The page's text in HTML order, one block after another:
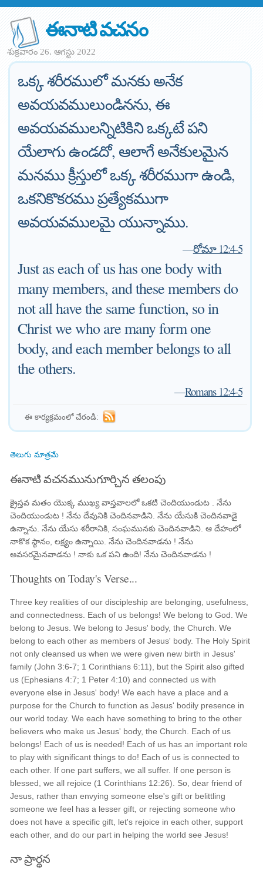
ఈనాటి వచనం
శుక్రవారం 26. ఆగస్టు 2022
ఒక్క శరీరములో మనకు అనేక
అవయవములుండినను, ఈ
అవయవములన్నిటికిని ఒక్కటే పని
యేలాగు ఉండదో, ఆలాగే అనేకులమైన
మనము క్రీస్తులో ఒక్క శరీరముగా ఉండి,
ఒకనికొకరము ప్రత్యేకముగా
అవయవములమై యున్నాము.
—రోమా 12:4-5
Just as each of us has one body with
many members, and these members do
not all have the same function, so in
Christ we who are many form one
body, and each member belongs to all
the others.
—Romans 12:4-5
ఈ కార్యక్రమంలో చేరండి:
తెలుగు మాత్రమే
ఈనాటి వచనమునుగూర్చిన తలంపు
క్రైస్తవ మతం యొక్క ముఖ్య వాస్తవాలలో ఒకటి చెందియుండుట . నేను
చెందియుండుట ! నేను దేవునికి చెందినవాడిని. నేను యేసుకి చెందినవాడై
ఉన్నాను. నేను యేసు శరీరానికి, సంఘమునకు చెందినవాడిని. ఆ దేహంలో
నాకొక స్థానం, లక్ష్యం ఉన్నాయి. నేను చెందినవాడను ! నేను
అవసరమైనవాడను ! నాకు ఒక పని ఉంది! నేను చెందినవాడను !
Thoughts on Today's Verse...
Three key realities of our discipleship are belonging, usefulness,
and connectedness. Each of us belongs! We belong to God. We
belong to Jesus. We belong to Jesus' body, the Church. We
belong to each other as members of Jesus' body. The Holy Spirit
not only cleansed us when we were given new birth in Jesus'
family (John 3:6-7; 1 Corinthians 6:11), but the Spirit also gifted
us (Ephesians 4:7; 1 Peter 4:10) and connected us with
everyone else in Jesus' body! We each have a place and a
purpose for the Church to function as Jesus' bodily presence in
our world today. We each have something to bring to the other
believers who make us Jesus' body, the Church. Each of us
belongs! Each of us is needed! Each of us has an important role
to play with significant things to do! Each of us is connected to
each other. If one part suffers, we all suffer. If one person is
blessed, we all rejoice (1 Corinthians 12:26). So, dear friend of
Jesus, rather than envying someone else's gift or belittling
someone we feel has a lesser gift, or rejecting someone who
does not have a specific gift, let's rejoice in each other, support
each other, and do our part in helping the world see Jesus!
నా ప్రార్థన